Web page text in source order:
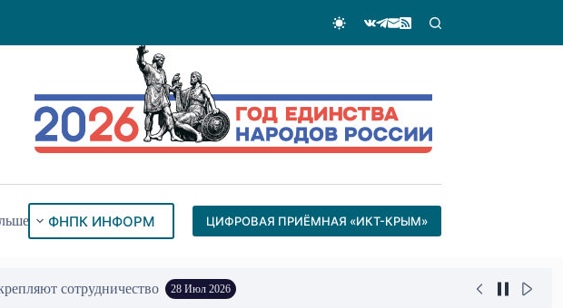
ФНПК ИНФОРМ ЦИФРОВАЯ ПРИЁМНАЯ «ИКТ-КРЫМ»
сотрудничество 28 Июл 2026